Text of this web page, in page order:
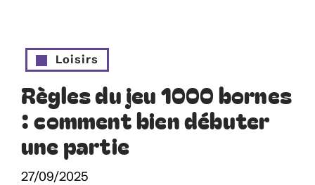
Loisirs
Règles du jeu 1000 bornes
: comment bien débuter
une partie
27/09/2025